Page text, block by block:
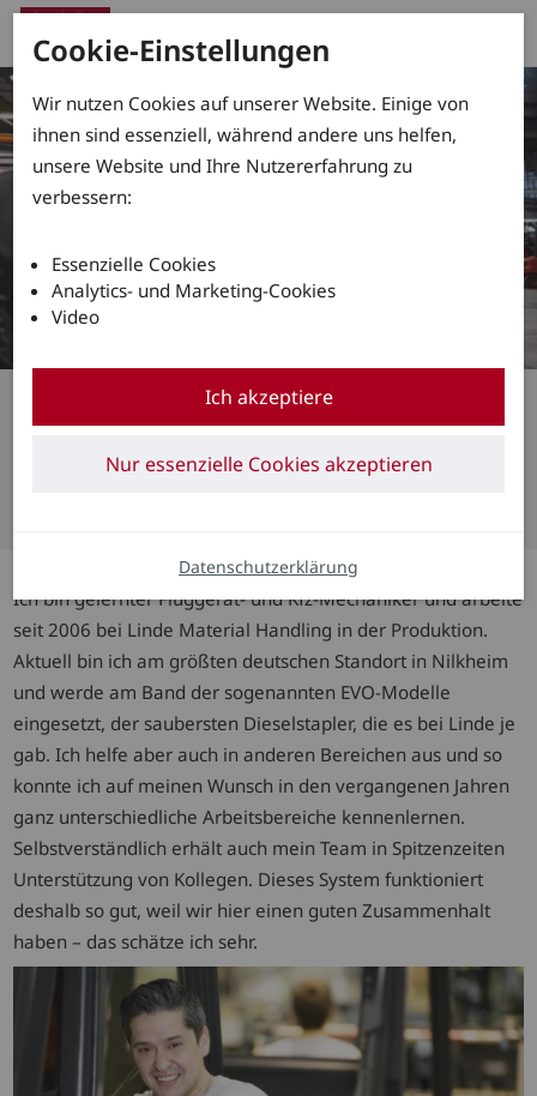
Christian Blaha, Fertigungsmechaniker in der
Wertschätzung für jeden
Ich bin gelernter Fluggerät- und Kfz-Mechaniker und arbeite
seit 2006 bei Linde Material Handling in der Produktion.
Aktuell bin ich am größten deutschen Standort in Nilkheim
und werde am Band der sogenannten EVO-Modelle
eingesetzt, der saubersten Dieselstapler, die es bei Linde je
gab. Ich helfe aber auch in anderen Bereichen aus und so
konnte ich auf meinen Wunsch in den vergangenen Jahren
ganz unterschiedliche Arbeitsbereiche kennenlernen.
Selbstverständlich erhält auch mein Team in Spitzenzeiten
Unterstützung von Kollegen. Dieses System funktioniert
deshalb so gut, weil wir hier einen guten Zusammenhalt
haben – das schätze ich sehr.
Cookie-Einstellungen
Wir nutzen Cookies auf unserer Website. Einige von
ihnen sind essenziell, während andere uns helfen,
unsere Website und Ihre Nutzererfahrung zu
verbessern:
Essenzielle Cookies
Analytics- und Marketing-Cookies
Video
Ich akzeptiere
Nur essenzielle Cookies akzeptieren
Datenschutzerklärung